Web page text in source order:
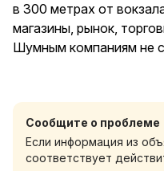
в 300 метрах от
магазины, рынок,
Шумным компаниям не
Сообщите о проблеме
Если информация из
соответствует